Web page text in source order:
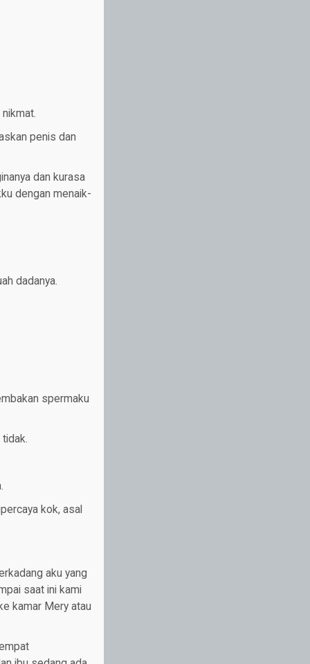
nikmat.
penis dan
dan kurasa
dengan menaik-
dadanya.
spermaku
kok, asal
aku yang
saat ini kami
kamar Mery atau